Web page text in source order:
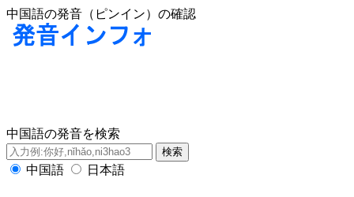
中国語の発音（ピンイン）の確認
中国語の発音を検索
中国語 日本語